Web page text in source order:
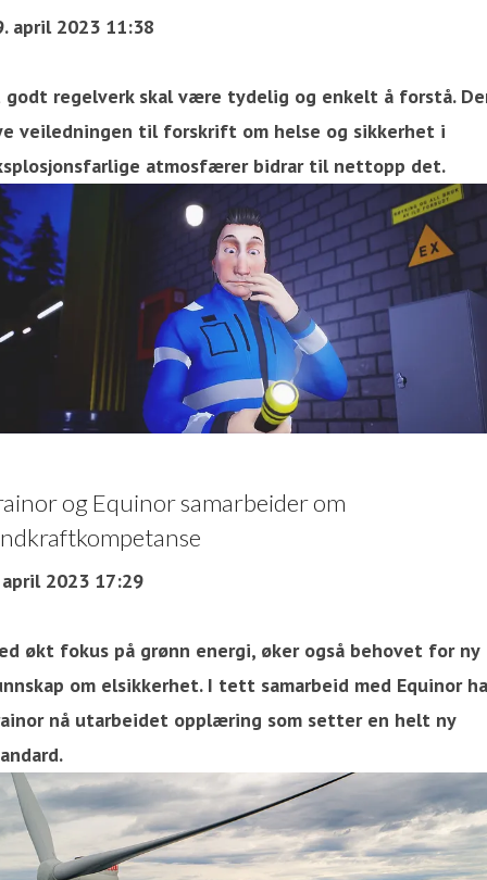
april 2023 11:38
godt regelverk skal være tydelig og enkelt å forstå.
veiledningen til forskrift om helse og sikkerhet i
atmosfærer bidrar til nettopp det.
og Equinor samarbeider om
2023 17:29
økt fokus på grønn energi, øker også behovet for ny
om elsikkerhet. I tett samarbeid med Equinor
nå utarbeidet opplæring som setter en helt ny